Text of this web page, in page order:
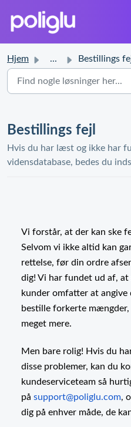
Hjem ... Bestillings
Bestillings fejl
Hvis du har læst og ikke har
vidensdatabase, bedes du
Vi forstår, at der kan ske
Selvom vi ikke altid kan
rettelse, før din ordre
dig! Vi har fundet ud af,
kunder omfatter at angive
bestille forkerte
meget mere.
Men bare rolig! Hvis du
disse problemer, kan du
kundeserviceteam så
på support@poliglu.com,
dig på enhver måde, de